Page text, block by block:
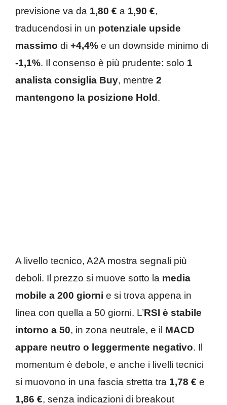
previsione va da 1,80 € a 1,90 €,
traducendosi in un potenziale upside
massimo di +4,4% e un downside minimo di
-1,1%. Il consenso è più prudente: solo 1
analista consiglia Buy, mentre 2
mantengono la posizione Hold .
A livello tecnico, A2A mostra segnali più
deboli. Il prezzo si muove sotto la media
mobile a 200 giorni e si trova appena in
linea con quella a 50 giorni. L’RSI è stabile
intorno a 50, in zona neutrale, e il MACD
appare neutro o leggermente negativo. Il
momentum è debole, e anche i livelli tecnici
si muovono in una fascia stretta tra 1,78 € e
1,86 €, senza indicazioni di breakout